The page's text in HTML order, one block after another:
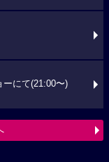
ーにて(21:00〜)